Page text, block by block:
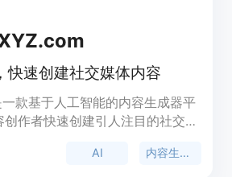
快速创建社交媒体内容
款基于人工智能的内容生成器平
作者快速创建引人注目的社交媒
容。通过Generator XYZ，您可以
AI 内容生成器